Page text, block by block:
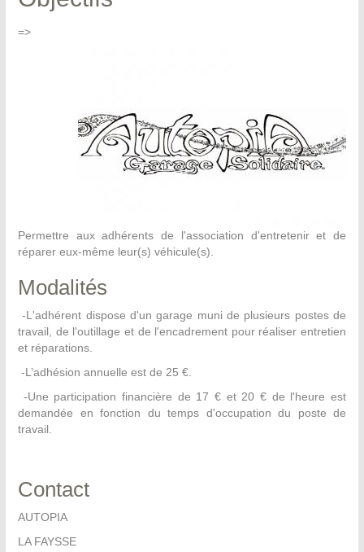
=>
Permettre aux adhérents de l'association d'entretenir et de
réparer eux-même leur(s) véhicule(s).
Modalités
-L'adhérent dispose d'un garage muni de plusieurs postes de
travail, de l'outillage et de l'encadrement pour réaliser entretien
et réparations.
-L’adhésion annuelle est de 25 €.
-Une participation financière de 17 € et 20 € de l'heure est
demandée en fonction du temps d'occupation du poste de
travail.
Contact
AUTOPIA
LA FAYSSE